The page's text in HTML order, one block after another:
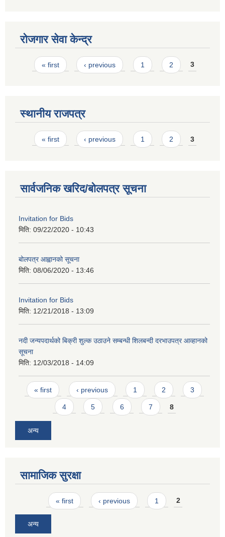
रोजगार सेवा केन्द्र
Pages
« first ‹ previous 1 2 3
स्थानीय राजपत्र
Pages
« first ‹ previous 1 2 3
सार्वजनिक खरिद/बोलपत्र सूचना
Invitation for Bids
मिति: 09/22/2020 - 10:43
बोलपत्र आह्वानको सूचना
मिति: 08/06/2020 - 13:46
Invitation for Bids
मिति: 12/21/2018 - 13:09
नदी जन्यपदार्थको बिक्री शुल्क उठाउने सम्बन्धी शिलबन्दी दरभाउपत्र आव्हानको
सूचना
मिति: 12/03/2018 - 14:09
Pages
« first ‹ previous 1 2 3
4 5 6 7 8
अन्य
सामाजिक सुरक्षा
Pages« first ‹ previous 1 2
अन्य